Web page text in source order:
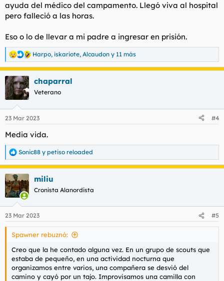
ayuda del médico del campamento. Llegó viva al hospital
pero falleció a las horas.
Eso o lo de llevar a mi padre a ingresar en prisión.
R
e
a
c
c
i
e
:
Harpo, iskariote, Alcaudon y 11 más
chaparral
Veterano
23 Mar 2023 #4
Media vida.
R
e
a
c
c
i
e
s
Sonic88 y petiso reloaded
miliu
Cronista Alanordista
23 Mar 2023 #5
Spawner rebuznó:
Creo que la he contado alguna vez. En un grupo de scouts que
estaba de pequeño, en una actividad nocturna que
organizamos entre varios, una compañera se desvió del
camino y cayó por un tajo. Improvisamos una camilla con